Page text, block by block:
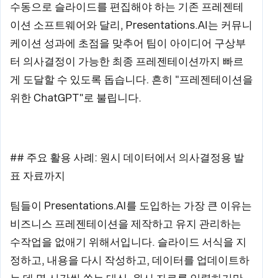
수동으로 슬라이드를 편집해야 하는 기존 프레젠테
이션 소프트웨어와 달리, Presentations.AI는 커뮤니
케이션 성과에 초점을 맞추어 팀이 아이디어 구상부
터 의사결정이 가능한 최종 프레젠테이션까지 빠르
게 도달할 수 있도록 돕습니다. 흔히 "프레젠테이션을
위한 ChatGPT"로 불립니다.
## 주요 활용 사례: 원시 데이터에서 의사결정용 발
표 자료까지
팀들이 Presentations.AI를 도입하는 가장 큰 이유는
비즈니스 프레젠테이션을 제작하고 유지 관리하는
수작업을 없애기 위해서입니다. 슬라이드 서식을 지
정하고, 내용을 다시 작성하고, 데이터를 업데이트하